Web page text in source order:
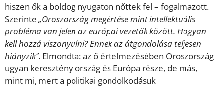
hiszen ők a boldog nyugaton nőttek fel – fogalmazott.
Szerinte „Oroszország megértése mint intellektuális
probléma van jelen az európai vezetők között. Hogyan
kell hozzá viszonyulni? Ennek az átgondolása teljesen
hiányzik”. Elmondta: az ő értelmezésében Oroszország
ugyan keresztény ország és Európa része, de más,
mint mi, mert a politikai gondolkodásuk